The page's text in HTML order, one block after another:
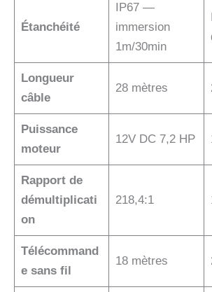
Étanchéité
IP67 —
immersion
1m/30min
Longueur
câble
28 mètres
Puissance
moteur
12V DC 7,2 HP
Rapport de
démultiplicati
on
218,4:1
Télécommand
e sans fil
18 mètres